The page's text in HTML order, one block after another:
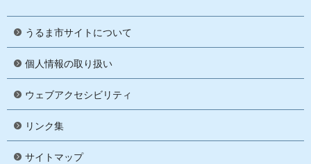
うるま市サイトについて
個人情報の取り扱い
ウェブアクセシビリティ
リンク集
サイトマップ